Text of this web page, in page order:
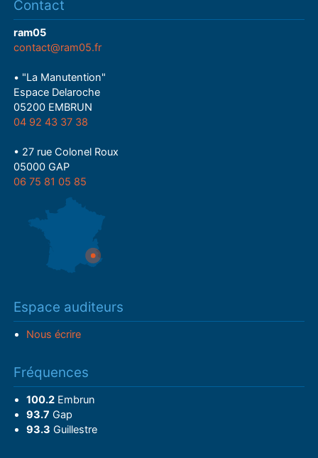
Contact
ram05
contact@ram05.fr
• "La Manutention"
Espace Delaroche
05200 EMBRUN
04 92 43 37 38
• 27 rue Colonel Roux
05000 GAP
06 75 81 05 85
Espace auditeurs
Nous écrire
Fréquences
100.2Embrun
93.7 Gap
93.3 Guillestre